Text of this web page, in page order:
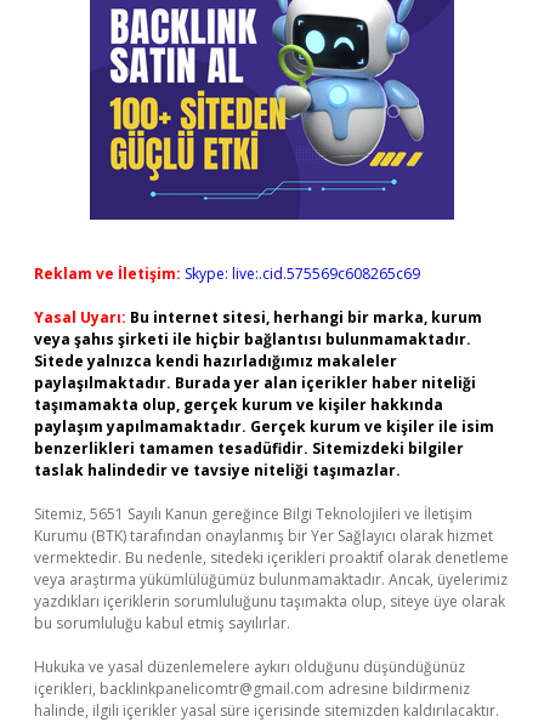
Reklam ve İletişim: Skype: live:.cid.575569c608265c69
Yasal Uyarı: Bu internet sitesi, herhangi bir marka, kurum
veya şahıs şirketi ile hiçbir bağlantısı bulunmamaktadır.
Sitede yalnızca kendi hazırladığımız makaleler
paylaşılmaktadır. Burada yer alan içerikler haber niteliği
taşımamakta olup, gerçek kurum ve kişiler hakkında
paylaşım yapılmamaktadır. Gerçek kurum ve kişiler ile isim
benzerlikleri tamamen tesadüfidir. Sitemizdeki bilgiler
taslak halindedir ve tavsiye niteliği taşımazlar.
Sitemiz, 5651 Sayılı Kanun gereğince Bilgi Teknolojileri ve İletişim
Kurumu (BTK) tarafından onaylanmış bir Yer Sağlayıcı olarak hizmet
vermektedir. Bu nedenle, sitedeki içerikleri proaktif olarak denetleme
veya araştırma yükümlülüğümüz bulunmamaktadır. Ancak, üyelerimiz
yazdıkları içeriklerin sorumluluğunu taşımakta olup, siteye üye olarak
bu sorumluluğu kabul etmiş sayılırlar.
Hukuka ve yasal düzenlemelere aykırı olduğunu düşündüğünüz
içerikleri, backlinkpanelicomtr@gmail.com adresine bildirmeniz
halinde, ilgili içerikler yasal süre içerisinde sitemizden kaldırılacaktır.